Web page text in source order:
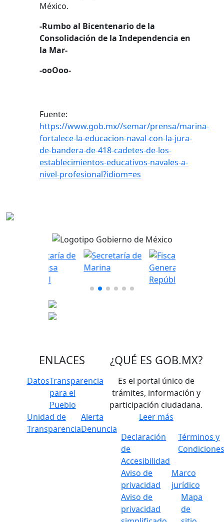
México.
-Rumbo al Bicentenario de la
Consolidación de la Independencia en
la Mar-
-ooOoo-
Fuente:
https://www.gob.mx//semar/prensa/marina-
fortalece-la-educacion-naval-con-la-jura-
de-bandera-de-418-cadetes-de-los-
establecimientos-educativos-navales-a-
nivel-profesional?idiom=es
ENLACES
DatosTransparencia
para el
Pueblo
Unidad de
Transparencia
Alerta
Denuncia
¿QUÉ ES GOB.MX?
Es el portal único de
trámites, información y
participación ciudadana.
Leer más
Declaración
de
Accesibilidad
Términos y
Aviso de
privacidad
Marco
jurídico
Aviso de
privacidad
Mapa
de